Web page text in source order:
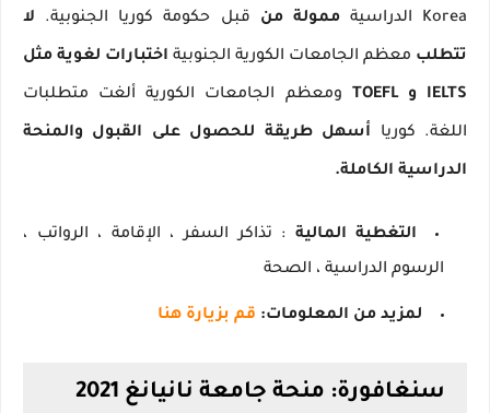
Korea الدراسية ممولة من قبل حكومة كوريا الجنوبية. لا
تتطلب معظم الجامعات الكورية الجنوبية اختبارات لغوية مثل
IELTS و TOEFL ومعظم الجامعات الكورية ألغت متطلبات
اللغة. كوريا أسهل طريقة للحصول على القبول والمنحة
الدراسية الكاملة.
التغطية المالية : تذاكر السفر ، الإقامة ، الرواتب ،
الرسوم الدراسية ، الصحة
لمزيد من المعلومات: قم بزيارة هنا
سنغافورة: منحة جامعة نانيانغ 2021